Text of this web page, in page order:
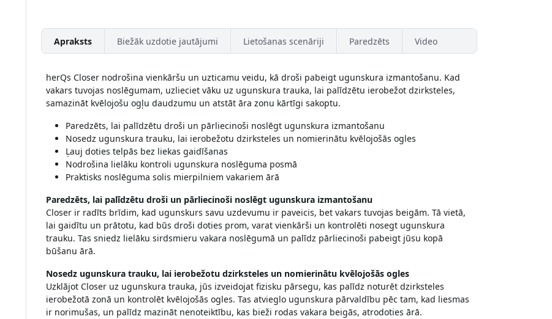
Apraksts Biežāk uzdotie jautājumi Lietošanas scenāriji Paredzēts Video
herQs Closer nodrošina vienkāršu un uzticamu veidu, kā droši pabeigt ugunskura izmantošanu. Kad
vakars tuvojas noslēgumam, uzlieciet vāku uz ugunskura trauka, lai palīdzētu ierobežot dzirksteles,
samazināt kvēlojošu ogļu daudzumu un atstāt āra zonu kārtīgi sakoptu.
Paredzēts, lai palīdzētu droši un pārliecinoši noslēgt ugunskura izmantošanu
Nosedz ugunskura trauku, lai ierobežotu dzirksteles un nomierinātu kvēlojošās ogles
Ļauj doties telpās bez liekas gaidīšanas
Nodrošina lielāku kontroli ugunskura noslēguma posmā
Praktisks noslēguma solis mierpilniem vakariem ārā
Paredzēts, lai palīdzētu droši un pārliecinoši noslēgt ugunskura izmantošanu
Closer ir radīts brīdim, kad ugunskurs savu uzdevumu ir paveicis, bet vakars tuvojas beigām. Tā vietā,
lai gaidītu un prātotu, kad būs droši doties prom, varat vienkārši un kontrolēti nosegt ugunskura
trauku. Tas sniedz lielāku sirdsmieru vakara noslēgumā un palīdz pārliecinoši pabeigt jūsu kopā
būšanu ārā.
Nosedz ugunskura trauku, lai ierobežotu dzirksteles un nomierinātu kvēlojošās ogles
Uzklājot Closer uz ugunskura trauka, jūs izveidojat fizisku pārsegu, kas palīdz noturēt dzirksteles
ierobežotā zonā un kontrolēt kvēlojošās ogles. Tas atvieglo ugunskura pārvaldību pēc tam, kad liesmas
ir norimušas, un palīdz mazināt nenoteiktību, kas bieži rodas vakara beigās, atrodoties ārā.